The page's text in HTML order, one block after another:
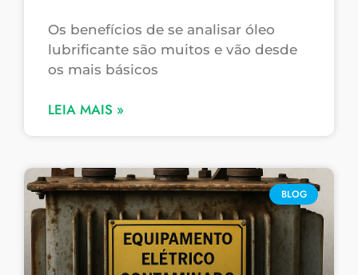
Os benefícios de se analisar óleo
lubrificante são muitos e vão desde
os mais básicos
LEIA MAIS »
BLOG